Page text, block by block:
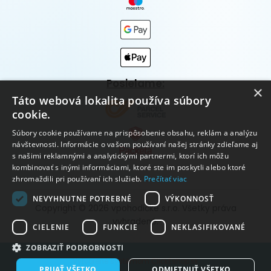
Posielame:
Copyright © 2026 vpohodičke s.r.o. Všetky práva
vyhradené.
Vytvorené systémom ClickEshop.sk
×
Táto webová lokalita používa súbory
cookie.
Súbory cookie používame na prispôsobenie obsahu, reklám a analýzu
návštevnosti. Informácie o vašom používaní našej stránky zdieľame aj
s našimi reklamnými a analytickými partnermi, ktorí ich môžu
kombinovať s inými informáciami, ktoré ste im poskytli alebo ktoré
zhromaždili pri používaní ich služieb. Prečítať viac
NEVYHNUTNE POTREBNÉ
VÝKONNOSŤ
CIELENIE FUNKCIE NEKLASIFIKOVANÉ
ZOBRAZIŤ PODROBNOSTI